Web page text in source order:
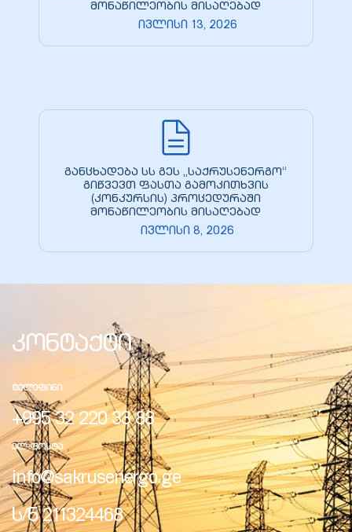
მონაწილეობის მისაღებად
ივლისი 13, 2026
განცხადება სს გეს „საქრუსენერგო“
გიწვევთ ფასთა გამოკითხვის
(კონკურსის) პროცედურაში
მონაწილეობის მისაღებად
ივლისი 8, 2026
კონტაქტი
ᲢᲔᲚᲔᲤᲘᲜᲘ
+995 32 220 33 88
ᲔᲚ-ᲤᲝᲡᲢᲐ
info@sakrusenergo.ge
ს/ნ 211324468